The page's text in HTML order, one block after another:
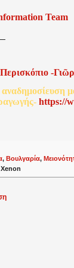
Team
Περισκόπιο -
αναδημοσίευση
- https://
, Βουλγαρία,
Xenon